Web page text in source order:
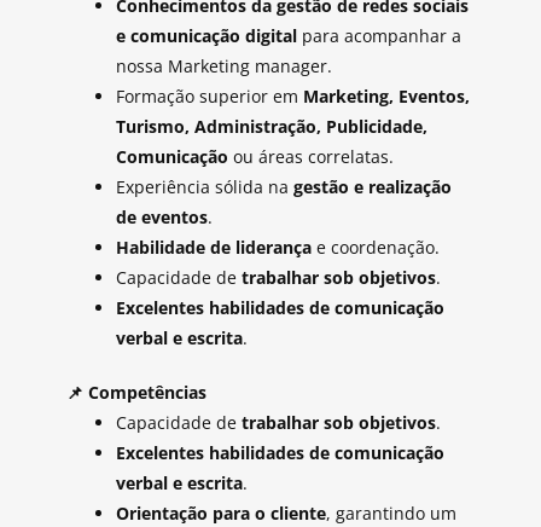
Conhecimentos da gestão de redes sociais
e comunicação digitalpara acompanhar a
nossa Marketing manager.
Formação superior em Marketing, Eventos,
Turismo, Administração, Publicidade,
Comunicação ou áreas correlatas.
Experiência sólida na gestão e realização
de eventos.
Habilidade de liderançae coordenação.
Capacidade de trabalhar sob objetivos.
Excelentes habilidades de comunicação
verbal e escrita.
📌 Competências
Capacidade de trabalhar sob objetivos.
Excelentes habilidades de comunicação
verbal e escrita.
Orientação para o cliente, garantindo um